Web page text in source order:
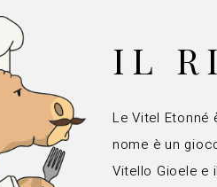
IL
Le Vitel Etonné
nome è un
Vitello Gioele